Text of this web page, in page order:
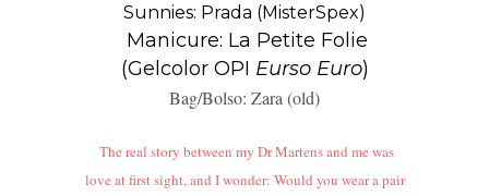
Sunnies: Prada (MisterSpex)
Manicure: La Petite Folie
(Gelcolor OPI Eurso Euro)
Bag/Bolso: Zara (old)
The real story between my Dr Martens and me was
love at first sight, and I wonder: Would you wear a pair